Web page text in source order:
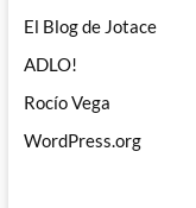
El Blog de Jotace
ADLO!
Rocío Vega
WordPress.org